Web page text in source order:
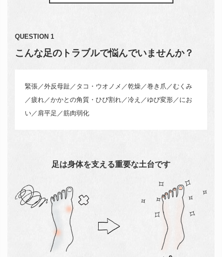
QUESTION 1
こんな足のトラブルで悩んでいませんか？
緊張／外反母趾／タコ・ウオノメ／乾燥／巻き爪／むくみ
／疲れ／かかとの角質・ひび割れ／冷え／ゆび変形／にお
い／肩平足／筋肉弱化
足は身体を支える重要な土台です